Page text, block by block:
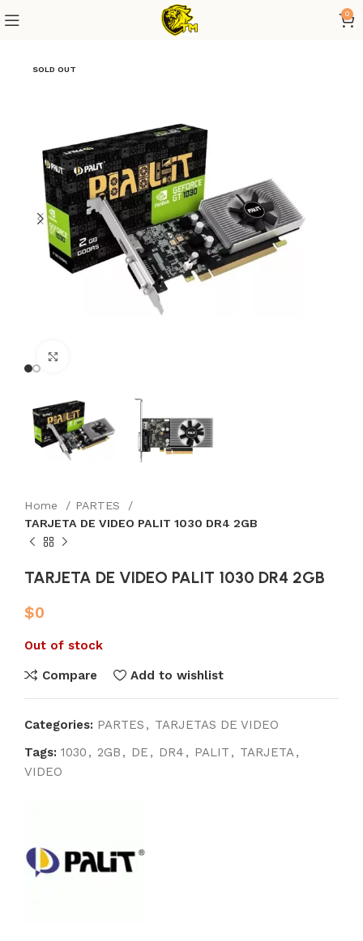
0
SOLD OUT
Home
PARTES
TARJETA DE VIDEO PALIT 1030 DR4 2GB
TARJETA DE VIDEO PALIT 1030 DR4 2GB
$0
Out of stock
Compare Add to wishlist
Categories: PARTES , TARJETAS DE VIDEO
Tags: 1030 , 2GB , DE , DR4 , PALIT , TARJETA,
VIDEO